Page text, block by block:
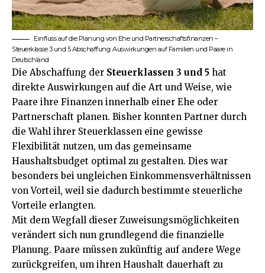
Einfluss auf die Planung von Ehe und Partnerschaftsfinanzen –
Steuerklasse 3 und 5 Abschaffung: Auswirkungen auf Familien und Paare in
Deutschland
Die Abschaffung der Steuerklassen 3 und 5 hat
direkte Auswirkungen auf die Art und Weise, wie
Paare ihre Finanzen innerhalb einer Ehe oder
Partnerschaft planen. Bisher konnten Partner durch
die Wahl ihrer Steuerklassen eine gewisse
Flexibilität nutzen, um das gemeinsame
Haushaltsbudget optimal zu gestalten. Dies war
besonders bei ungleichen Einkommensverhältnissen
von Vorteil, weil sie dadurch bestimmte steuerliche
Vorteile erlangten.
Mit dem Wegfall dieser Zuweisungsmöglichkeiten
verändert sich nun grundlegend die finanzielle
Planung. Paare müssen zukünftig auf andere Wege
zurückgreifen, um ihren Haushalt dauerhaft zu